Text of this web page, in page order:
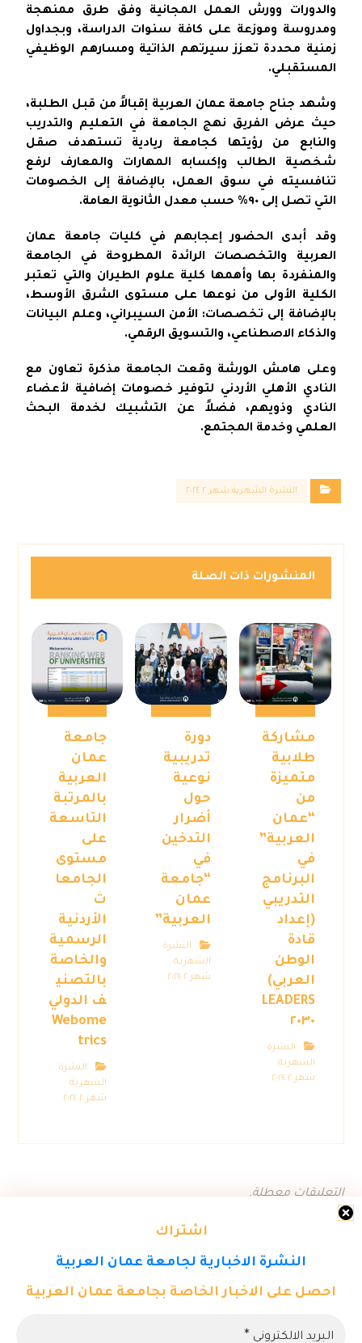
والدورات وورش العمل المجانية وفق طرق ممنهجة
ومدروسة وموزعة على كافة سنوات الدراسة، وبجداول
زمنية محددة تعزز سيرتهم الذاتية ومسارهم الوظيفي
المستقبلي.
وشهد جناح جامعة عمان العربية إقبالاً من قبل الطلبة،
حيث عرض الفريق نهج الجامعة في التعليم والتدريب
والنابع من رؤيتها كجامعة ريادية تستهدف صقل
شخصية الطالب وإكسابه المهارات والمعارف لرفع
تنافسيته في سوق العمل، بالإضافة إلى الخصومات
التي تصل إلى ٩٠% حسب معدل الثانوية العامة.
وقد أبدى الحضور إعجابهم في كليات جامعة عمان
العربية والتخصصات الرائدة المطروحة في الجامعة
والمنفردة بها وأهمها كلية علوم الطيران والتي تعتبر
الكلية الأولى من نوعها على مستوى الشرق الأوسط،
بالإضافة إلى تخصصات: الأمن السيبراني، وعلم البيانات
والذكاء الاصطناعي، والتسويق الرقمي.
وعلى هامش الورشة وقعت الجامعة مذكرة تعاون مع
النادي الأهلي الأردني لتوفير خصومات إضافية لأعضاء
النادي وذويهم، فضلاً عن التشبيك لخدمة البحث
العلمي وخدمة المجتمع.
اشتراك
النشرة الاخبارية لجامعة عمان العربية
احصل على الاخبار الخاصة بجامعة عمان العربية
النشرة الشهرية شهر ٢ ٢٠٢٤
المنشورات ذات الصلة
مشاركة
طلابية
متميزة
من
“عمان
العربية”
في
البرنامج
التدريبي
(إعداد
قادة
الوطن
العربي)
LEADERS
٢٠٣٠
النشرة
الشهرية
شهر ٢ ٢٠٢٤
دورة
تدريبية
نوعية
حول
أضرار
التدخين
في
“جامعة
عمان
العربية”
النشرة
الشهرية
شهر ٢ ٢٠٢٤
جامعة
عمان
العربية
بالمرتبة
التاسعة
على
مستوى
الجامعا
ت
الأردنية
الرسمية
والخاصة
بالتصني
ف الدولي
Webome
trics
النشرة
الشهرية
شهر ٢ ٢٠٢٤
التعليقات معطلة.